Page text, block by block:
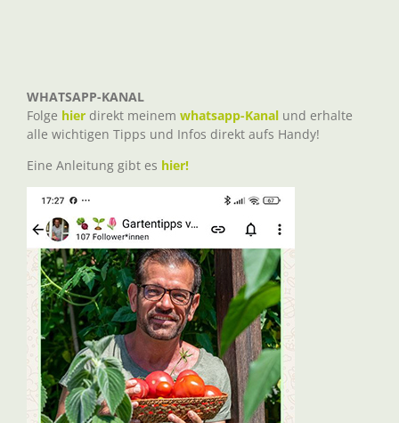
WHATSAPP-KANAL
Folge hier direkt meinem whatsapp-Kanal und erhalte
alle wichtigen Tipps und Infos direkt aufs Handy!
Eine Anleitung gibt es hier!